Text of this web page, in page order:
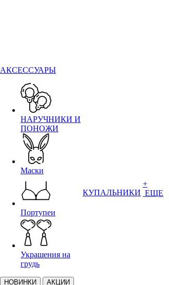
АКСЕССУАРЫ
НАРУЧНИКИ И
ПОНОЖИ
Маски
Портупеи
Украшения на
грудь
НОВИНКИ АКЦИИ
КУПАЛЬНИКИ
+
ЕЩЕ